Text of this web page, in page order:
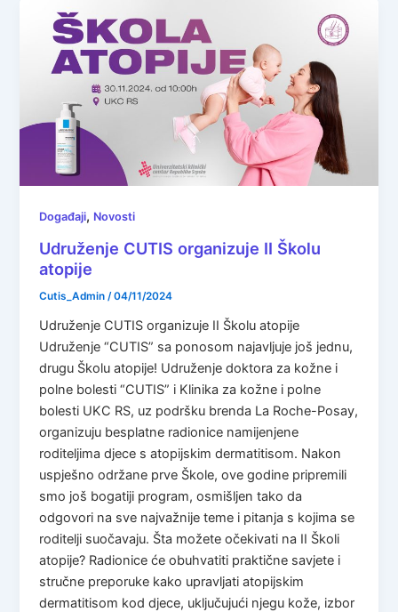
Događaji, Novosti
Udruženje CUTIS organizuje II Školu
atopije
Cutis_Admin /04/11/2024
Udruženje CUTIS organizuje II Školu atopije
Udruženje “CUTIS” sa ponosom najavljuje još jednu,
drugu Školu atopije! Udruženje doktora za kožne i
polne bolesti “CUTIS” i Klinika za kožne i polne
bolesti UKC RS, uz podršku brenda La Roche-Posay,
organizuju besplatne radionice namijenjene
roditeljima djece s atopijskim dermatitisom. Nakon
uspješno održane prve Škole, ove godine pripremili
smo još bogatiji program, osmišljen tako da
odgovori na sve najvažnije teme i pitanja s kojima se
roditelji suočavaju. Šta možete očekivati na II Školi
atopije? Radionice će obuhvatiti praktične savjete i
stručne preporuke kako upravljati atopijskim
dermatitisom kod djece, uključujući njegu kože, izbor